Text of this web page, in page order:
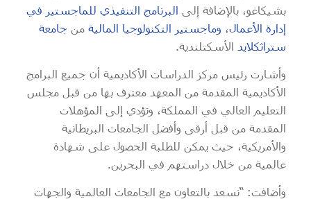
بشيكاغو، بالإضافة إلى البرنامج التنفيذي للماجستير في
إدارة الأعمال، وماجستير التكنولوجيا الماليةمن جامعة
ستراثكلايد الأسكتلندية.
وأشارت رئيس مركز الدراسات الأكاديمية أن جميع البرامج
الأكاديمية المقدمة من المعهد معترف بها من قبل مجلس
التعليم العالي في المملكة، وتؤدي إلى المؤهلات
المقدمة من قبل أرقى وأفضل الجامعات البريطانية
والأمريكية، حيث يمكن للطلبة الحصول على شهادة
عالمية من خلال دراستهم في البحرين.
وأضافت: “نسعد بالتعاون مع الجامعات العالمية والجهات